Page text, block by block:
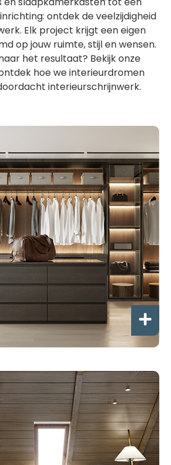
ontdek de veelzijdigheid
Elk project krijgt een eigen
op jouw ruimte, stijl en wensen.
het resultaat? Bekijk onze
hoe we interieurdromen
interieurschrijnwerk.